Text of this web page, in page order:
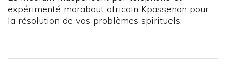
expérimenté marabout africain Kpassenon pour
la résolution de vos problèmes spirituels.